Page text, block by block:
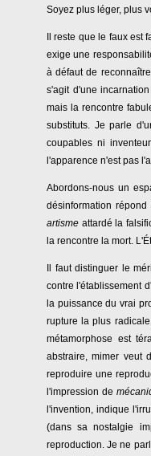
Soyez plus léger, plus
Il reste que le faux est
exige une
à défaut de
s'agit d'une
mais la rencontre
substituts. Je parle
coupables ni
l'apparence n'est pas
Abordons-nous un
désinformation
artisme attardé la
la rencontre la mort.
Il faut distinguer le
contre l'établissement
la puissance du vrai
rupture la plus
métamorphose est
abstraire, mimer veut
reproduire une
l'impression de
l'invention, indique
(dans sa nostalgie
reproduction. Je ne